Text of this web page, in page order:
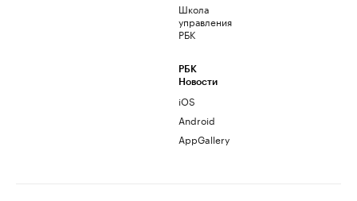
Школа
управления
РБК
РБК
Новости
iOS
Android
AppGallery